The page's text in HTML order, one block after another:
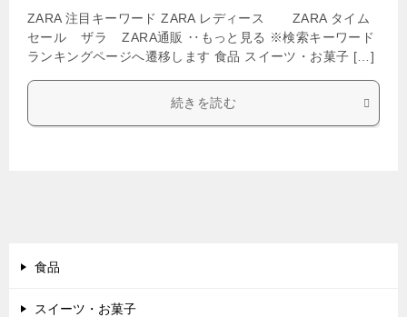
ZARA 注目キーワード ZARA レディース ZARA タイム
セール ザラ ZARA通販 ‥もっと見る ※検索キーワード
ランキングページへ遷移します 食品 スイーツ・お菓子 […]
続きを読む
食品
スイーツ・お菓子